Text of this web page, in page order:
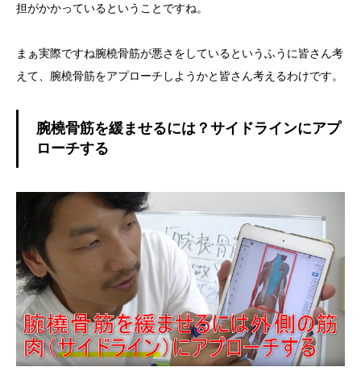
担がかかっているということですね。
まぁ実際ですね腕橈骨筋が悪さをしているというふうに皆さん考
えて、腕橈骨筋をアプローチしようかと皆さん考えるわけです。
腕橈骨筋を緩ませるには？サイドラインにアプ
ローチする